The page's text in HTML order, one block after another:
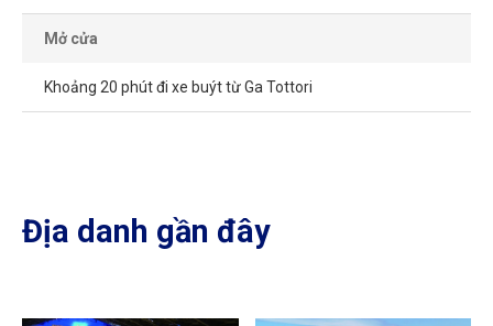
Mở cửa
Khoảng 20 phút đi xe buýt từ Ga Tottori
Địa danh gần đây